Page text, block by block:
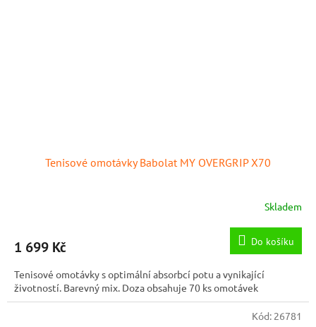
Tenisové omotávky Babolat MY OVERGRIP X70
Skladem
1 699 Kč Do košíku
Tenisové omotávky s optimální absorbcí potu a vynikající
životností. Barevný mix. Doza obsahuje 70 ks omotávek
Kód: 26781